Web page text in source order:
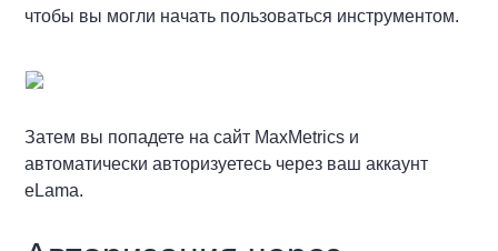
чтобы вы могли начать пользоваться инструментом.
Затем вы попадете на сайт MaxMetrics и
автоматически авторизуетесь через ваш аккаунт
eLama.